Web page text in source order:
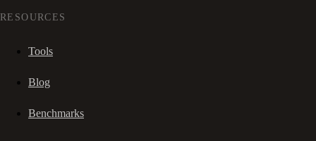
RESOURCES
Tools
Blog
Benchmarks